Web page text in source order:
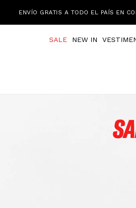
ENVÍO GRATIS A TODO EL PAÍS EN
SALE NEW IN